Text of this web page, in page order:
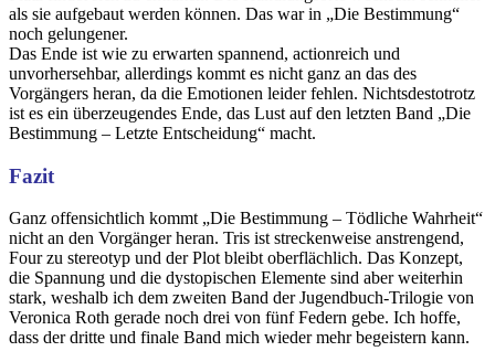
als sie aufgebaut werden können. Das war in „Die Bestimmung“
noch gelungener.
Das Ende ist wie zu erwarten spannend, actionreich und
unvorhersehbar, allerdings kommt es nicht ganz an das des
Vorgängers heran, da die Emotionen leider fehlen. Nichtsdestotrotz
ist es ein überzeugendes Ende, das Lust auf den letzten Band „Die
Bestimmung – Letzte Entscheidung“ macht.
Fazit
Ganz offensichtlich kommt „Die Bestimmung – Tödliche Wahrheit“
nicht an den Vorgänger heran. Tris ist streckenweise anstrengend,
Four zu stereotyp und der Plot bleibt oberflächlich. Das Konzept,
die Spannung und die dystopischen Elemente sind aber weiterhin
stark, weshalb ich dem zweiten Band der Jugendbuch-Trilogie von
Veronica Roth gerade noch drei von fünf Federn gebe. Ich hoffe,
dass der dritte und finale Band mich wieder mehr begeistern kann.